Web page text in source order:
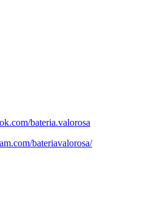
bateria.valorosa
bateriavalorosa/